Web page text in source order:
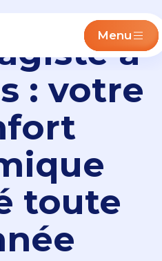
Menu
à
: votre
toute